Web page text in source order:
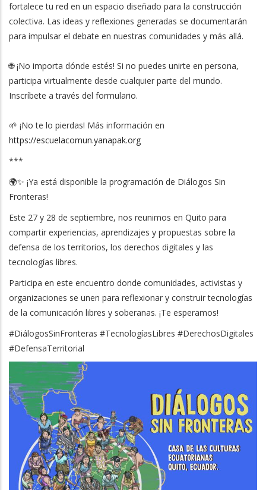
fortalece tu red en un espacio diseñado para la construcción
colectiva. Las ideas y reflexiones generadas se documentarán
para impulsar el debate en nuestras comunidades y más allá.
🌐 ¡No importa dónde estés! Si no puedes unirte en persona,
participa virtualmente desde cualquier parte del mundo.
Inscríbete a través del formulario.
🌱 ¡No te lo pierdas! Más información en
https://escuelacomun.yanapak.org
***
🌍✨ ¡Ya está disponible la programación de Diálogos Sin
Fronteras!
Este 27 y 28 de septiembre, nos reunimos en Quito para
compartir experiencias, aprendizajes y propuestas sobre la
defensa de los territorios, los derechos digitales y las
tecnologías libres.
Participa en este encuentro donde comunidades, activistas y
organizaciones se unen para reflexionar y construir tecnologías
de la comunicación libres y soberanas. ¡Te esperamos!
#DiálogosSinFronteras #TecnologíasLibres #DerechosDigitales
#DefensaTerritorial